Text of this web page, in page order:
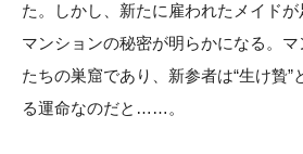
た。しかし、新たに雇われたメイドが
マンションの秘密が明らかになる。
たちの巣窟であり、新参者は“生け贄”
る運命なのだと……。